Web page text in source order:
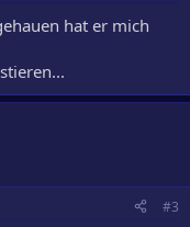
hat er mich
#3